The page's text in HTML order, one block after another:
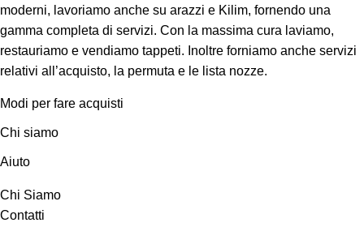
moderni, lavoriamo anche su arazzi e Kilim, fornendo una
gamma completa di servizi. Con la massima cura laviamo,
restauriamo e vendiamo tappeti. Inoltre forniamo anche servizi
relativi all’acquisto, la permuta e le lista nozze.
Modi per fare acquisti
Chi siamo
Aiuto
Chi Siamo
Contatti